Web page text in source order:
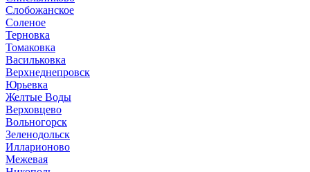
Слобожанское
Соленое
Терновка
Томаковка
Васильковка
Верхнеднепровск
Юрьевка
Желтые Воды
Верховцево
Вольногорск
Зеленодольск
Илларионово
Межевая